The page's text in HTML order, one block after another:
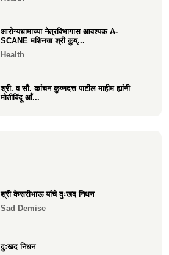
आरोग्यधामाच्या नेत्रविभागास आवश्यक A-
SCANE मशिनचा श्री कुष्...
Health
श्री. व सौ. कांचन कुष्णदत्त पाटील माहीम ह्यांनी
मोतीबिंदू आँ...
माकुणसारच्या एस के पाटील विद्यामंदिरच्या सन
1983 च्या 10 वी...
श्री केसरीभाऊ यांचे दुःखद निधन
Sad Demise
दुःखद निधन